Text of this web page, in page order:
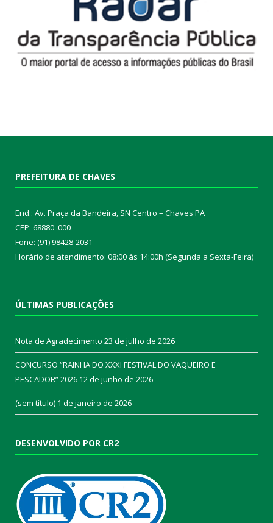
PREFEITURA DE CHAVES
End.: Av. Praça da Bandeira, SN Centro – Chaves PA
CEP: 68880 .000
Fone: (91) 98428-2031
Horário de atendimento: 08:00 às 14:00h (Segunda a Sexta-Feira)
ÚLTIMAS PUBLICAÇÕES
Nota de Agradecimento 23 de julho de 2026
CONCURSO “RAINHA DO XXXI FESTIVAL DO VAQUEIRO E
PESCADOR” 2026 12 de junho de 2026
(sem título) 1 de janeiro de 2026
DESENVOLVIDO POR CR2